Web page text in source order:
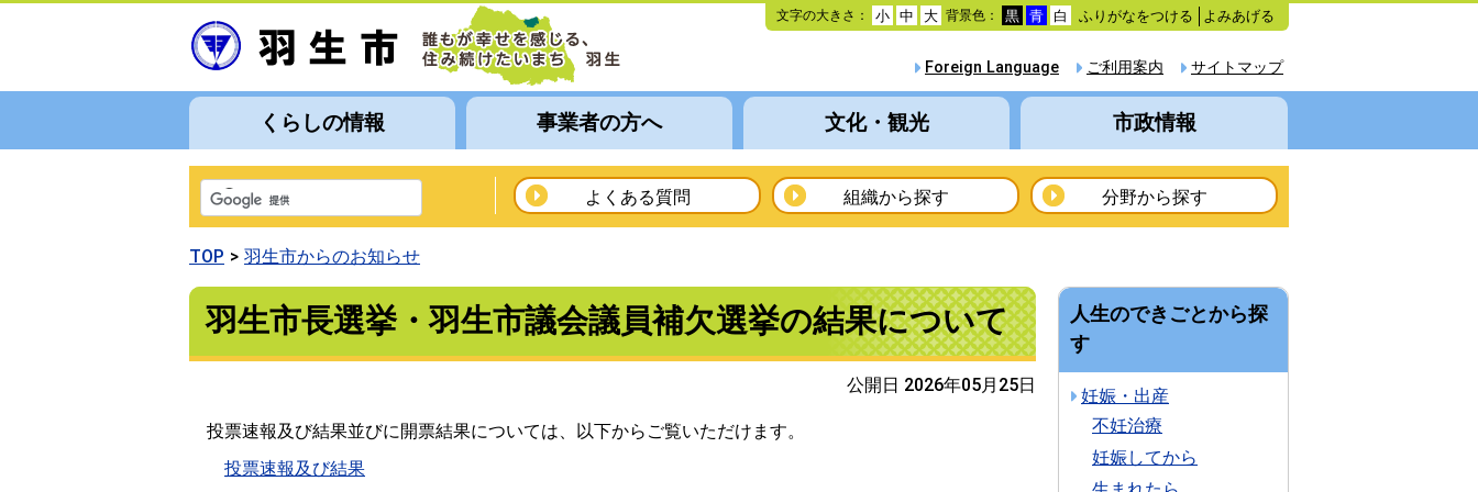
本
文
動
文字の大きさ： 小 中 大 背景色： 黒 青 白 ふりがなをつける よみあげる
サイトマップ
ご利用案内
Foreign Language
くらしの情報 事業者の方へ 文化・観光 市政情報
よくある質問 組織から探す 分野から探す
TOP 羽生市からのお知らせ
羽生市長選挙・羽生市議会議員補欠選挙の結果について
公開日 2026年05月25日
投票速報及び結果並びに開票結果については、以下からご覧いただけます。
投票速報及び結果
人生のできごとから探
す
妊娠・出産
不妊治療
妊娠してから